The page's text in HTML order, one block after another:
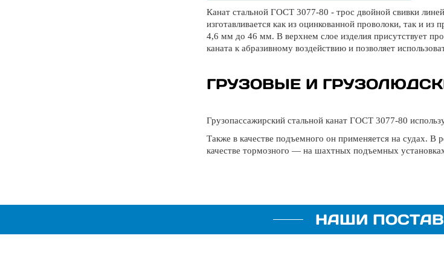
Канат стальной ГОСТ 3077-80 - трос двойной свивки
изготавливается как из оцинкованной проволоки, так и
4,6 мм до 46 мм. В верхнем слое изделия присутствует
каната к абразивному воздействию и позволяет
ГРУЗОВЫЕ И
Грузопассажирский стальной канат ГОСТ 3077-80
Также в качестве подъемного он применяется на судах. В
качестве тормозного — на шахтных подъемных
НАШИ